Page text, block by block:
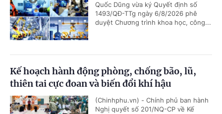
Quốc Dũng vừa ký Quyết định số
1493/QĐ-TTg ngày 6/8/2026 phê
duyệt Chương trình khoa học, công...
Kế hoạch hành động phòng, chống bão, lũ,
thiên tai cực đoan và biến đổi khí hậu
(Chinhphu.vn) - Chính phủ ban hành
Nghị quyết số 201/NQ-CP về Kế